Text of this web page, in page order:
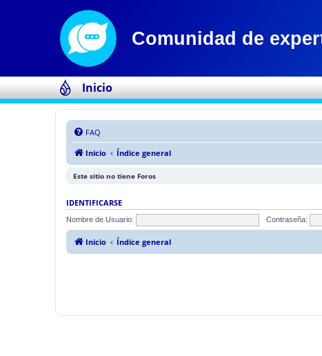
Inicio
FAQ
Inicio
Índice general
Este sitio no tiene Foros
IDENTIFICARSE
Nombre de Usuario: Contraseña:
Inicio Índice general